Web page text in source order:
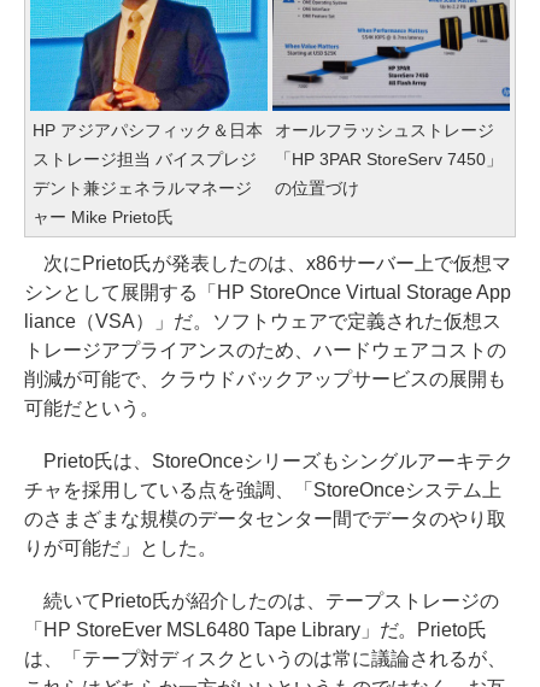
HP アジアパシフィック＆日本
ストレージ担当 バイスプレジ
デント兼ジェネラルマネージ
ャー Mike Prieto氏
オールフラッシュストレージ
「HP 3PAR StoreServ 7450」
の位置づけ
次にPrieto氏が発表したのは、x86サーバー上で仮想マ
シンとして展開する「HP StoreOnce Virtual Storage App
liance（VSA）」だ。ソフトウェアで定義された仮想ス
トレージアプライアンスのため、ハードウェアコストの
削減が可能で、クラウドバックアップサービスの展開も
可能だという。
Prieto氏は、StoreOnceシリーズもシングルアーキテク
チャを採用している点を強調、「StoreOnceシステム上
のさまざまな規模のデータセンター間でデータのやり取
りが可能だ」とした。
続いてPrieto氏が紹介したのは、テープストレージの
「HP StoreEver MSL6480 Tape Library」だ。Prieto氏
は、「テープ対ディスクというのは常に議論されるが、